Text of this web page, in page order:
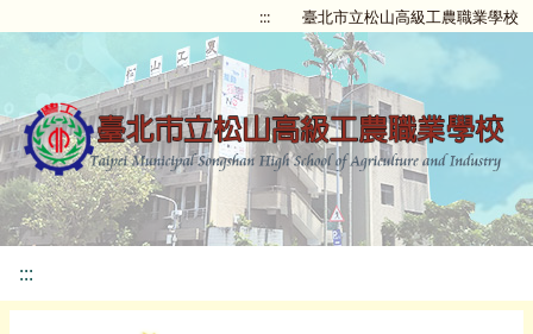
::: 臺北市立松山高級工農職業學校
:::